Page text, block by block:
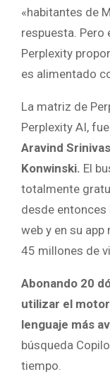
«habitantes de
respuesta.
Perplexity
es alimentado
La matriz de
Perplexity AI, fue
Aravind
Konwinski. El
totalmente
desde
web y en su
45 millones de
Abonando 20
utilizar el
lenguaje más
búsqueda
tiempo.